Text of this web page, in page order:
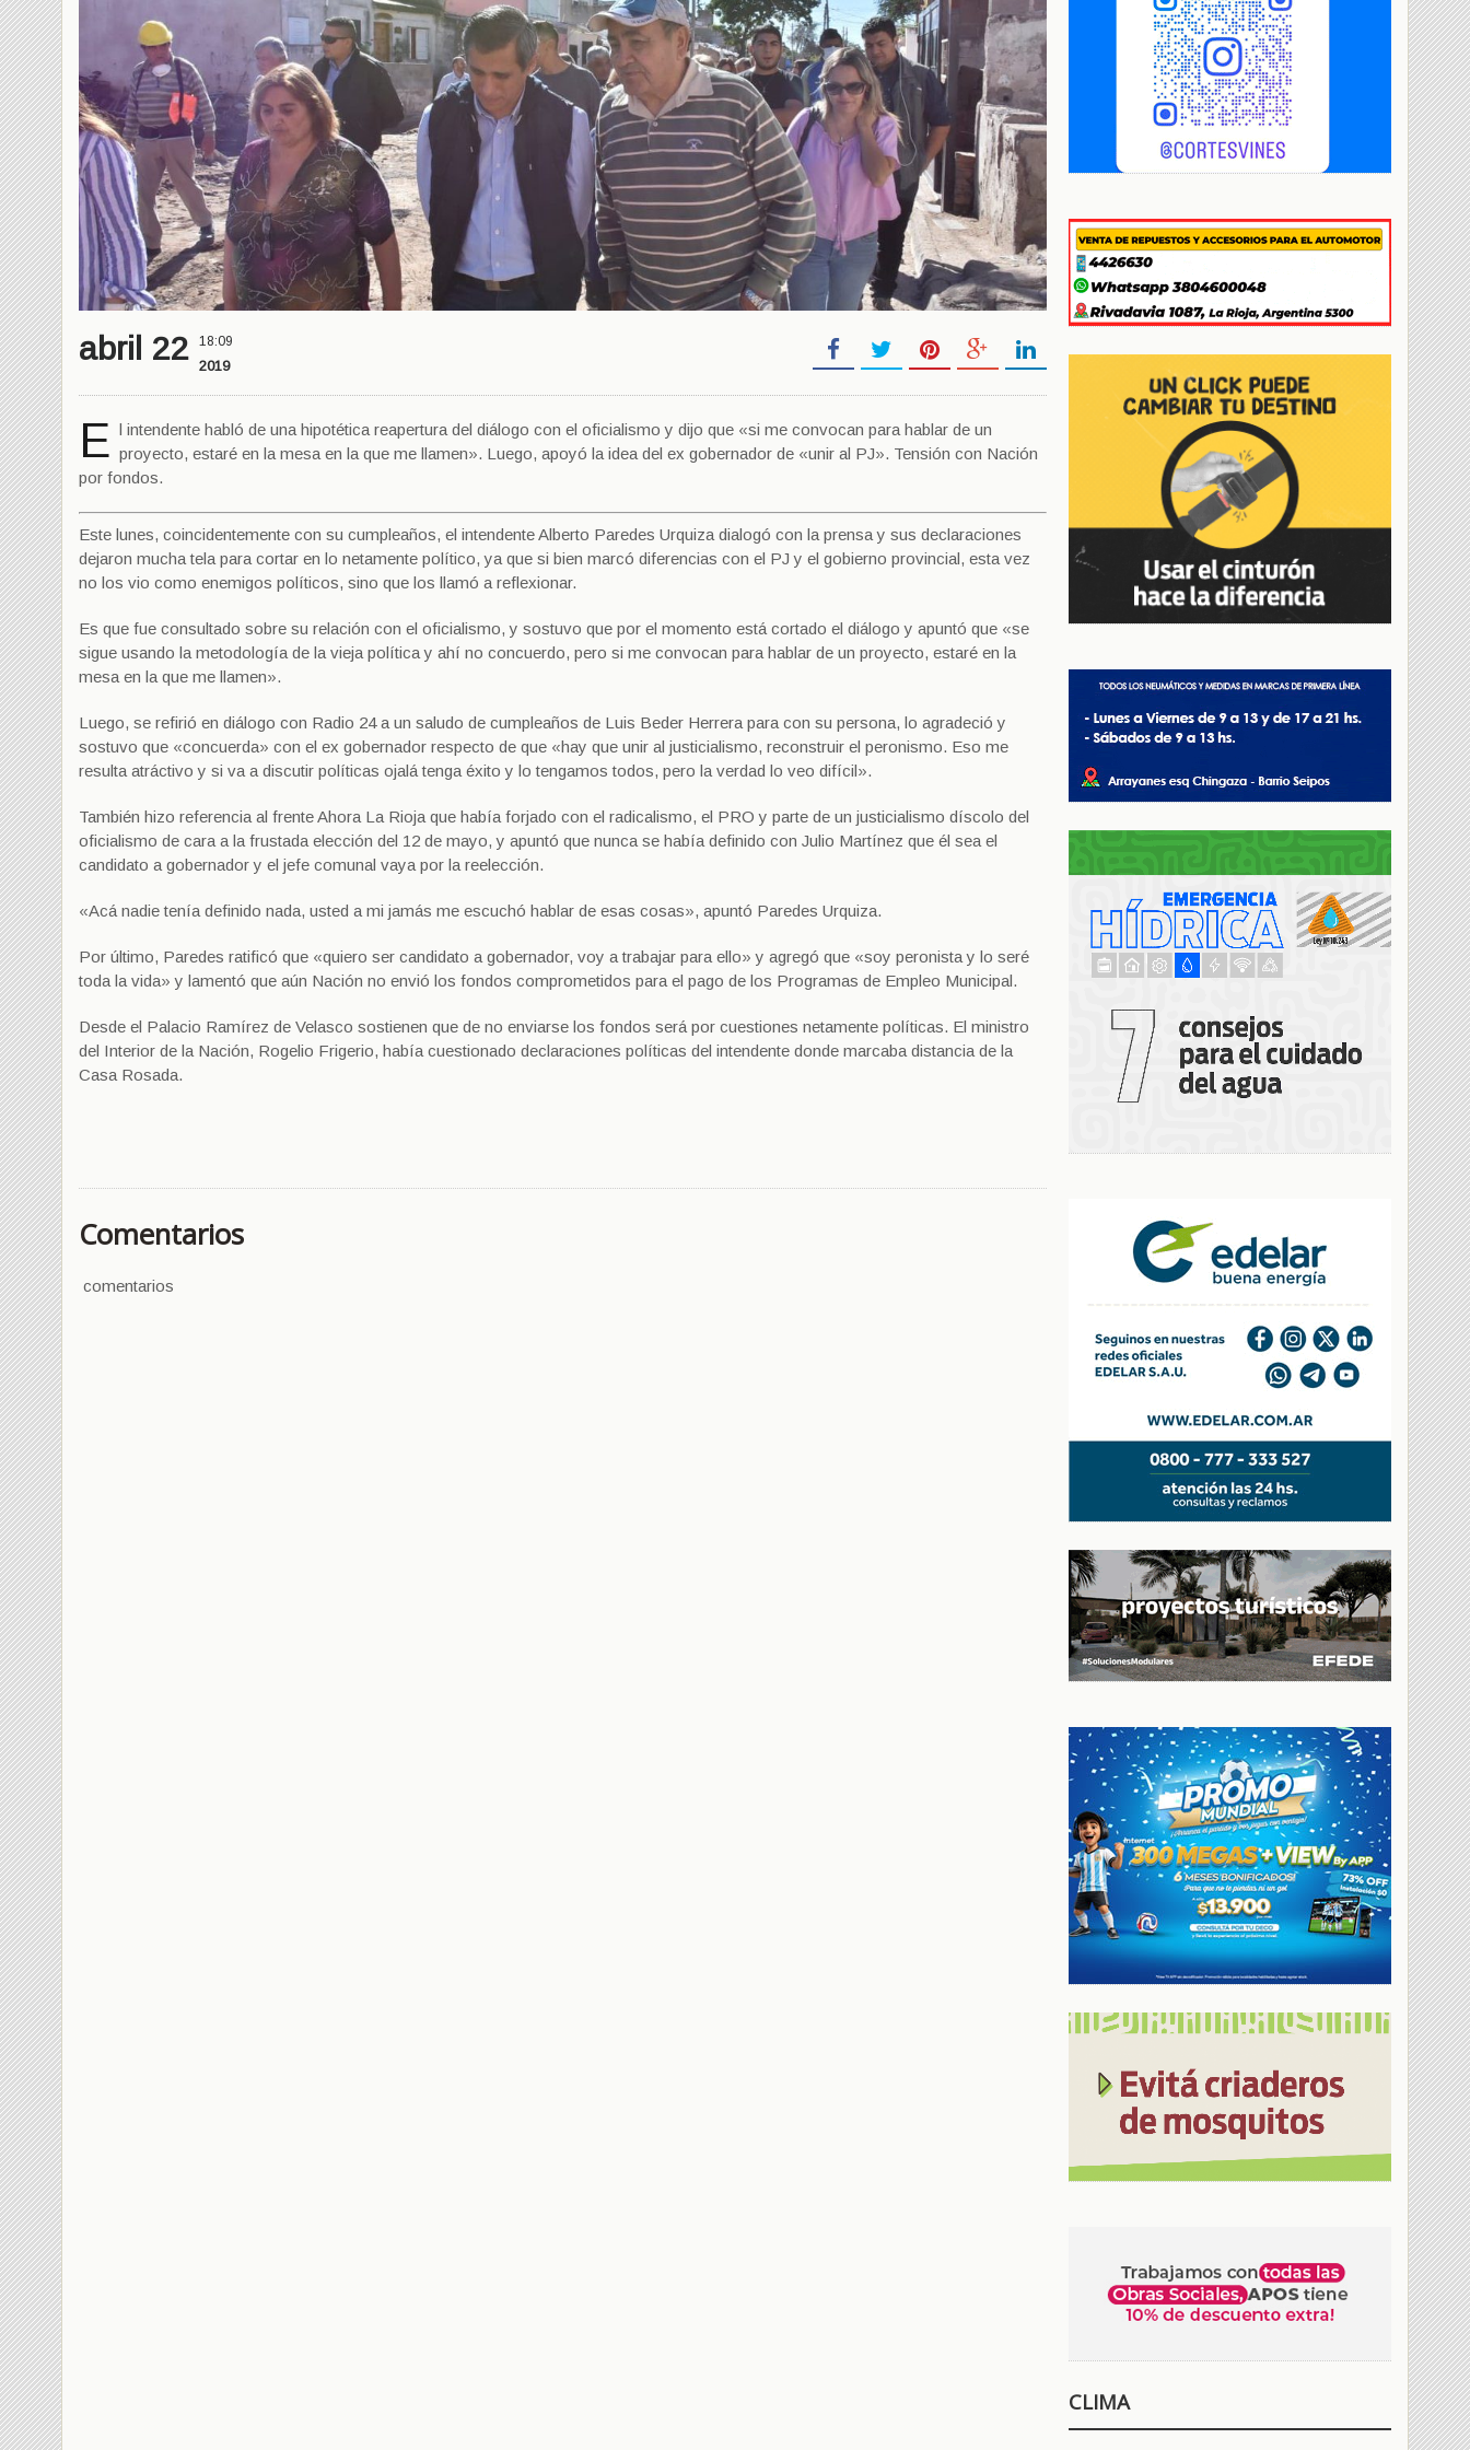
abril 22 18:09
2019
E l intendente habló de una hipotética reapertura del diálogo con el oficialismo y dijo que «si me convocan para hablar de un
proyecto, estaré en la mesa en la que me llamen». Luego, apoyó la idea del ex gobernador de «unir al PJ». Tensión con Nación
por fondos.
Este lunes, coincidentemente con su cumpleaños, el intendente Alberto Paredes Urquiza dialogó con la prensa y sus declaraciones
dejaron mucha tela para cortar en lo netamente político, ya que si bien marcó diferencias con el PJ y el gobierno provincial, esta vez
no los vio como enemigos políticos, sino que los llamó a reflexionar.
Es que fue consultado sobre su relación con el oficialismo, y sostuvo que por el momento está cortado el diálogo y apuntó que «se
sigue usando la metodología de la vieja política y ahí no concuerdo, pero si me convocan para hablar de un proyecto, estaré en la
mesa en la que me llamen».
Luego, se refirió en diálogo con Radio 24 a un saludo de cumpleaños de Luis Beder Herrera para con su persona, lo agradeció y
sostuvo que «concuerda» con el ex gobernador respecto de que «hay que unir al justicialismo, reconstruir el peronismo. Eso me
resulta atráctivo y si va a discutir políticas ojalá tenga éxito y lo tengamos todos, pero la verdad lo veo difícil».
También hizo referencia al frente Ahora La Rioja que había forjado con el radicalismo, el PRO y parte de un justicialismo díscolo del
oficialismo de cara a la frustada elección del 12 de mayo, y apuntó que nunca se había definido con Julio Martínez que él sea el
candidato a gobernador y el jefe comunal vaya por la reelección.
«Acá nadie tenía definido nada, usted a mi jamás me escuchó hablar de esas cosas», apuntó Paredes Urquiza.
Por último, Paredes ratificó que «quiero ser candidato a gobernador, voy a trabajar para ello» y agregó que «soy peronista y lo seré
toda la vida» y lamentó que aún Nación no envió los fondos comprometidos para el pago de los Programas de Empleo Municipal.
Desde el Palacio Ramírez de Velasco sostienen que de no enviarse los fondos será por cuestiones netamente políticas. El ministro
del Interior de la Nación, Rogelio Frigerio, había cuestionado declaraciones políticas del intendente donde marcaba distancia de la
Casa Rosada.
Comentarios
comentarios
CLIMA